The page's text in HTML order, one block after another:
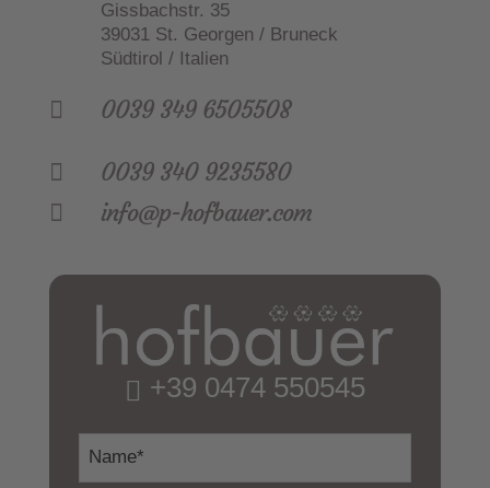
Gissbachstr. 35
39031 St. Georgen / Bruneck
Südtirol / Italien
 0039 349 6505508
 0039 340 9235580
 info@p-hofbauer.com
+39 0474 550545